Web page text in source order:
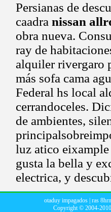
Persianas de
caadra nissan
obra nueva.
ray de
alquiler rivergaro
más sofa cama
Federal hs local
cerrandoceles.
de ambientes,
luz atico
gusta la bella y
electrica, y
otaduy impagados| ras
Copyright © 2004-